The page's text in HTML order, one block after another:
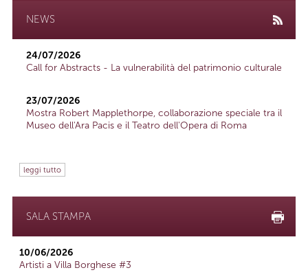
NEWS
24/07/2026
Call for Abstracts - La vulnerabilità del patrimonio culturale
23/07/2026
Mostra Robert Mapplethorpe, collaborazione speciale tra il
Museo dell'Ara Pacis e il Teatro dell'Opera di Roma
leggi tutto
SALA STAMPA
10/06/2026
Artisti a Villa Borghese #3